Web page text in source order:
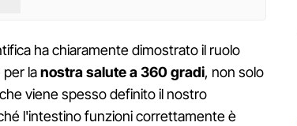
ha chiaramente dimostrato il ruolo
lanostra salute a 360 gradi, non solo
viene spesso definito il nostro
l'intestino funzioni correttamente è